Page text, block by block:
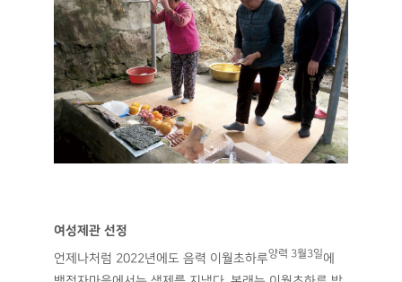
여성제관 선정
언제나처럼 2022년에도 음력 이월초하루양력 3월3일에